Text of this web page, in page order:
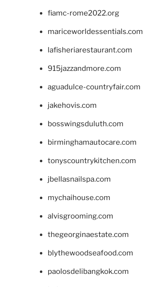
fiamc-rome2022.org
mariceworldessentials.com
lafisheriarestaurant.com
915jazzandmore.com
aguadulce-countryfair.com
jakehovis.com
bosswingsduluth.com
birminghamautocare.com
tonyscountrykitchen.com
jbellasnailspa.com
mychaihouse.com
alvisgrooming.com
thegeorginaestate.com
blythewoodseafood.com
paolosdelibangkok.com